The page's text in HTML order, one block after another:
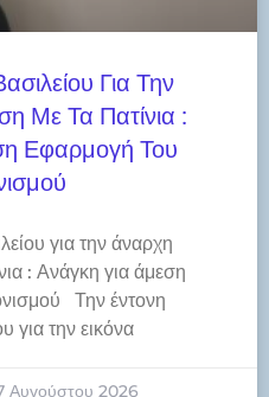
Για Την
Με Τα Πατίνια :
Εφαρμογή Του
για την άναρχη
: Ανάγκη για άμεση
Την έντονη
για την εικόνα
Αυγούστου 2026